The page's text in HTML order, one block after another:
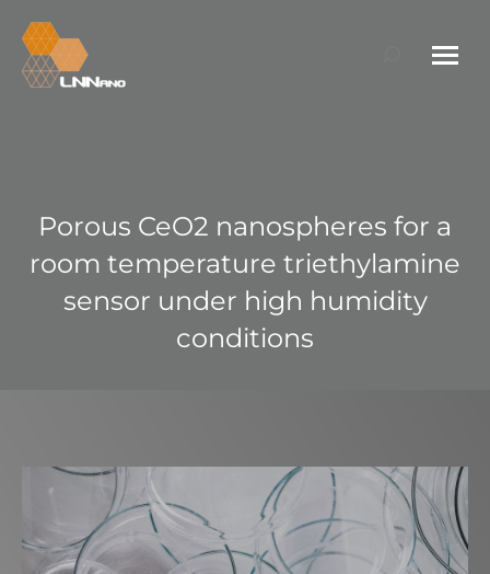
Search:
Porous CeO2 nanospheres for a
room temperature triethylamine
sensor under high humidity
conditions